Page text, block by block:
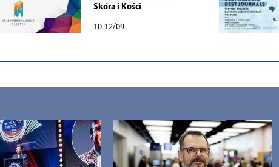
Skóra i Kości
10-12/09